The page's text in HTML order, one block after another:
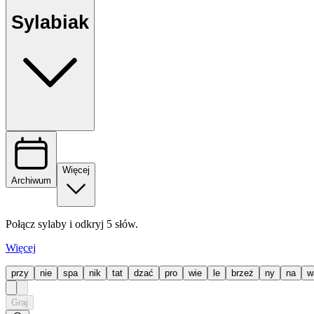
Sylabiak
Archiwum
Więcej
Połącz sylaby i odkryj 5 słów.
Więcej
przy nie spa nik tat dzać pro wie le brzeż ny na
Graj